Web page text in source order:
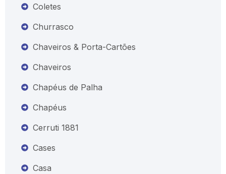
Coletes
Churrasco
Chaveiros & Porta-Cartões
Chaveiros
Chapéus de Palha
Chapéus
Cerruti 1881
Cases
Casa